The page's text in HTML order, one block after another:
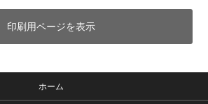
印刷用ページを表示
ホーム